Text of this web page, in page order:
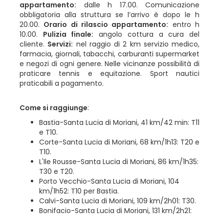
appartamento: dalle h 17.00. Comunicazione
obbligatoria alla struttura se l’arrivo è dopo le h
20.00. Orario di rilascio appartamento: entro h
10.00. Pulizia finale: angolo cottura a cura del
cliente. Servizi: nel raggio di 2 km servizio medico,
farmacia, giornali, tabacchi, carburanti supermarket
e negozi di ogni genere. Nelle vicinanze possibilità di
praticare tennis e equitazione. Sport nautici
praticabili a pagamento.
Come si raggiunge:
Bastia-Santa Lucia di Moriani, 41 km/42 min: T11
e T10.
Corte-Santa Lucia di Moriani, 68 km/1h13: T20 e
T10.
L'Ile Rousse-Santa Lucia di Moriani, 86 km/1h35:
T30 e T20.
Porto Vecchio-Santa Lucia di Moriani, 104
km/1h52: T10 per Bastia.
Calvi-Santa Lucia di Moriani, 109 km/2h01: T30.
Bonifacio-Santa Lucia di Moriani, 131 km/2h21: